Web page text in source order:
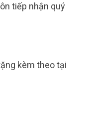
tiếp nhận quý
kèm theo tại